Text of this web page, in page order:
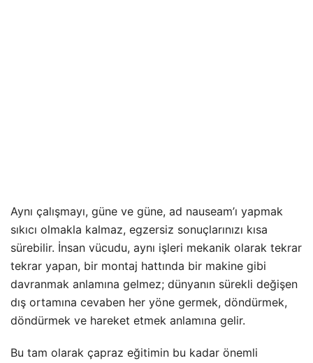
Aynı çalışmayı, güne ve güne, ad nauseam’ı yapmak
sıkıcı olmakla kalmaz, egzersiz sonuçlarınızı kısa
sürebilir. İnsan vücudu, aynı işleri mekanik olarak tekrar
tekrar yapan, bir montaj hattında bir makine gibi
davranmak anlamına gelmez; dünyanın sürekli değişen
dış ortamına cevaben her yöne germek, döndürmek,
döndürmek ve hareket etmek anlamına gelir.
Bu tam olarak çapraz eğitimin bu kadar önemli